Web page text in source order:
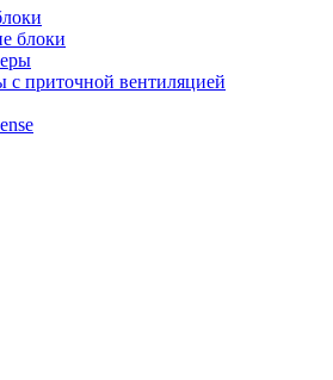
блоки
с приточной вентиляцией